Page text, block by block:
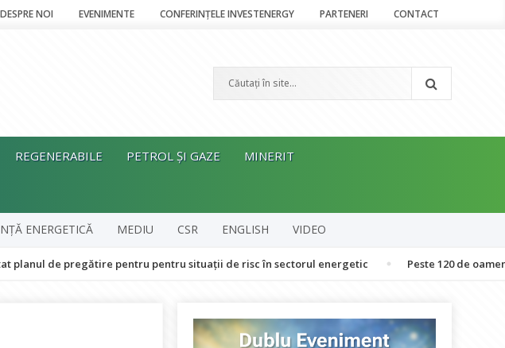
DESPRE NOI EVENIMENTE CONFERINȚELE INVESTENERGY PARTENERI CONTACT
REGENERABILE PETROL ȘI GAZE MINERIT
ENERGETICĂ MEDIU CSR ENGLISH VIDEO
pregătire pentru pentru situații de risc în sectorul energetic Peste 120 de oameni au